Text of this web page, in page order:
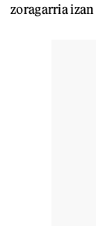
zoragarria